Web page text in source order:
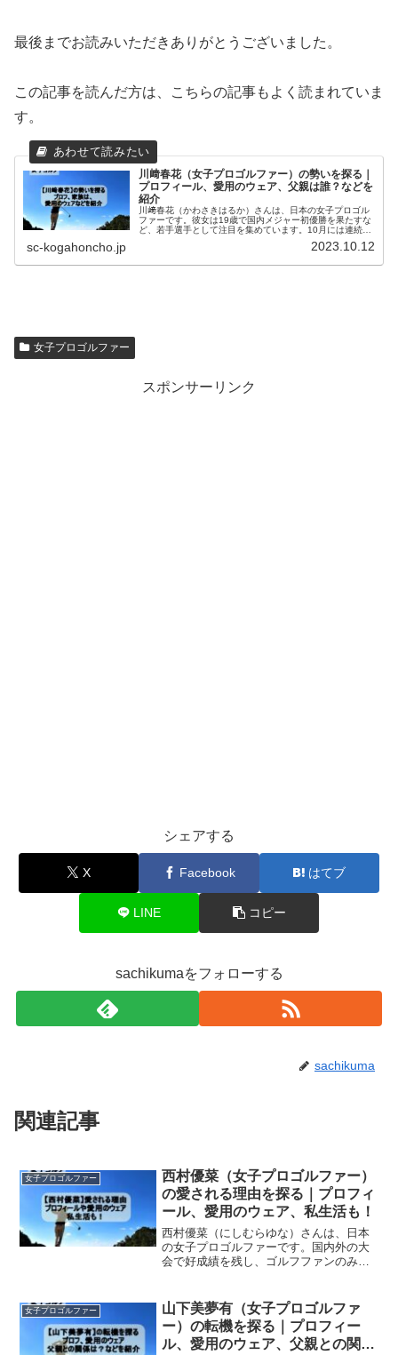
最後までお読みいただきありがとうございました。
この記事を読んだ方は、こちらの記事もよく読まれていま
す。
川﨑春花（女子プロゴルファー）の勢いを探る｜
プロフィール、愛用のウェア、父親は誰？などを
紹介
川﨑春花（かわさきはるか）さんは、日本の女子プロゴル
ファーです。彼女は19歳で国内メジャー初優勝を果たすな
ど、若手選手として注目を集めています。10月には連続優
sc-kogahoncho.jp 2023.10.12
女子プロゴルファー
スポンサーリンク
シェアする
X Facebook はてブ
LINE コピー
sachikumaをフォローする
sachikuma
関連記事
女子プロゴルファー
西村優菜（女子プロゴルファー）
の愛される理由を探る｜プロフィ
ール、愛用のウェア、私生活も！
西村優菜（にしむらゆな）さんは、日本
の女子プロゴルファーです。国内外の大
会で好成績を残し、ゴルフファンのみな
米国女子ツアーである「TOTOジャパン
クラシック」（202...
女子プロゴルファー
山下美夢有（女子プロゴルファ
ー）の転機を探る｜プロフィー
ル、愛用のウェア、父親との関係